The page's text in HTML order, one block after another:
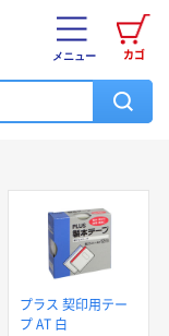
カゴ
メニュー
プラス 契印用テー
プ AT 白